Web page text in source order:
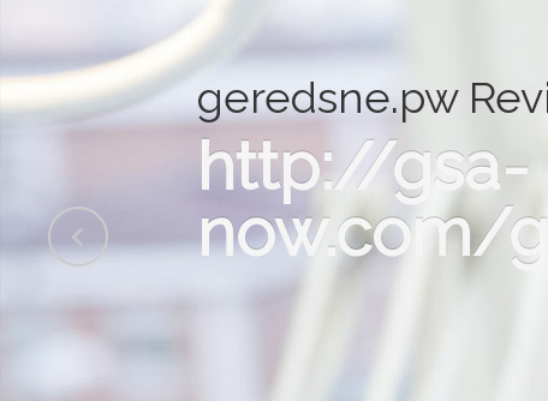
geredsne.pw
http://gsa-
now.com/